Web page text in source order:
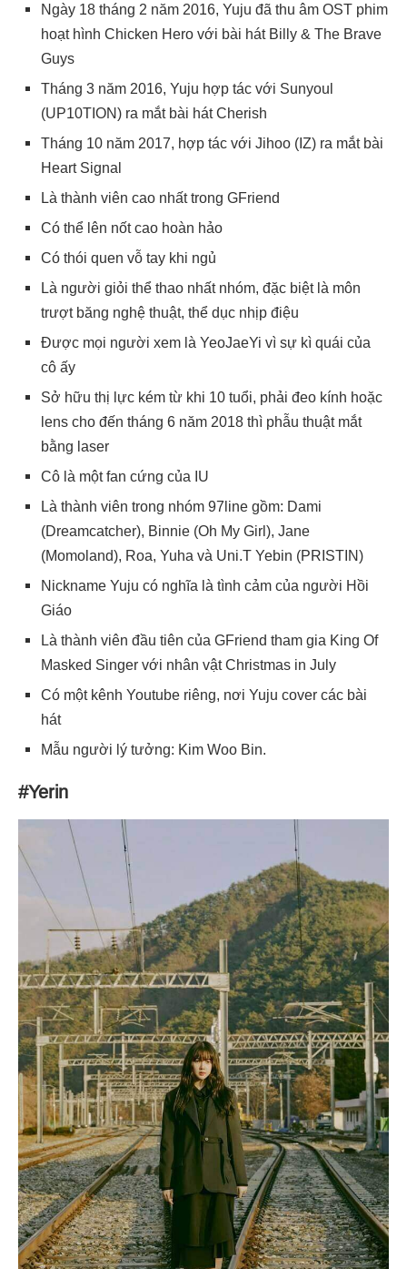
Ngày 18 tháng 2 năm 2016, Yuju đã thu âm OST phim
hoạt hình Chicken Hero với bài hát Billy & The Brave
Guys
Tháng 3 năm 2016, Yuju hợp tác với Sunyoul
(UP10TION) ra mắt bài hát Cherish
Tháng 10 năm 2017, hợp tác với Jihoo (IZ) ra mắt bài
Heart Signal
Là thành viên cao nhất trong GFriend
Có thể lên nốt cao hoàn hảo
Có thói quen vỗ tay khi ngủ
Là người giỏi thể thao nhất nhóm, đặc biệt là môn
trượt băng nghệ thuật, thể dục nhịp điệu
Được mọi người xem là YeoJaeYi vì sự kì quái của
cô ấy
Sở hữu thị lực kém từ khi 10 tuổi, phải đeo kính hoặc
lens cho đến tháng 6 năm 2018 thì phẫu thuật mắt
bằng laser
Cô là một fan cứng của IU
Là thành viên trong nhóm 97line gồm: Dami
(Dreamcatcher), Binnie (Oh My Girl), Jane
(Momoland), Roa, Yuha và Uni.T Yebin (PRISTIN)
Nickname Yuju có nghĩa là tình cảm của người Hồi
Giáo
Là thành viên đầu tiên của GFriend tham gia King Of
Masked Singer với nhân vật Christmas in July
Có một kênh Youtube riêng, nơi Yuju cover các bài
hát
Mẫu người lý tưởng: Kim Woo Bin.
#Yerin